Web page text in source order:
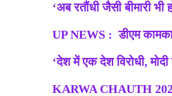
‘अब रतौंधी जैसी बीमारी भी
UP NEWS : डीएम
‘देश में एक देश विरोधी,
KARWA CHAUTH